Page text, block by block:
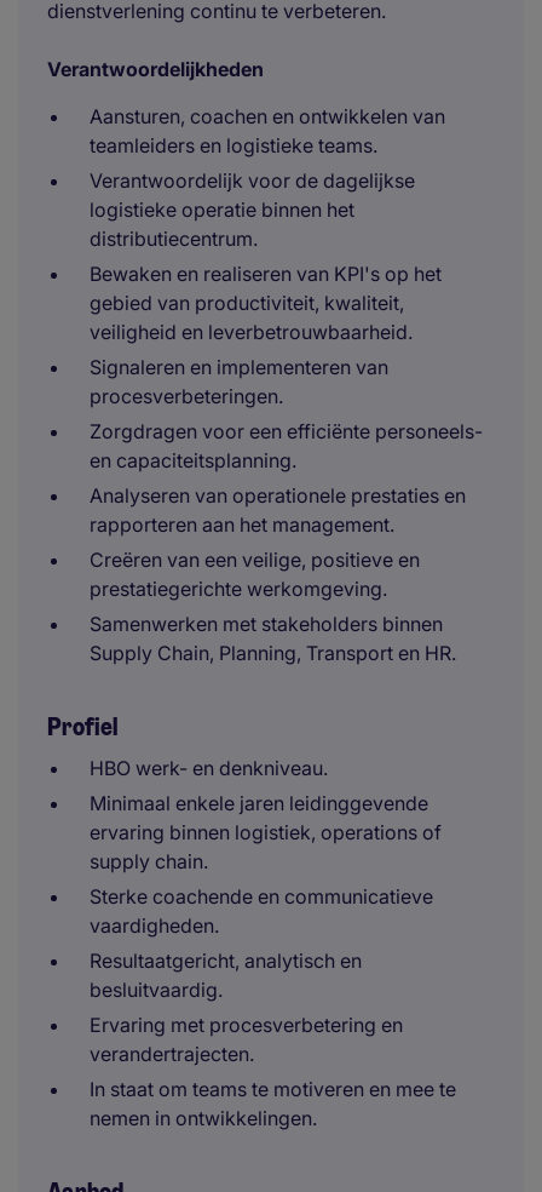
dienstverlening continu te verbeteren.
Verantwoordelijkheden
Aansturen, coachen en ontwikkelen van
teamleiders en logistieke teams.
Verantwoordelijk voor de dagelijkse
logistieke operatie binnen het
distributiecentrum.
Bewaken en realiseren van KPI's op het
gebied van productiviteit, kwaliteit,
veiligheid en leverbetrouwbaarheid.
Signaleren en implementeren van
procesverbeteringen.
Zorgdragen voor een efficiënte personeels-
en capaciteitsplanning.
Analyseren van operationele prestaties en
rapporteren aan het management.
Creëren van een veilige, positieve en
prestatiegerichte werkomgeving.
Samenwerken met stakeholders binnen
Supply Chain, Planning, Transport en HR.
Profiel
HBO werk- en denkniveau.
Minimaal enkele jaren leidinggevende
ervaring binnen logistiek, operations of
supply chain.
Sterke coachende en communicatieve
vaardigheden.
Resultaatgericht, analytisch en
besluitvaardig.
Ervaring met procesverbetering en
verandertrajecten.
In staat om teams te motiveren en mee te
nemen in ontwikkelingen.